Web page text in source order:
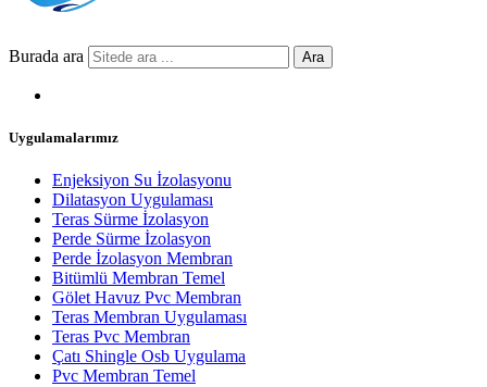
Burada ara Ara
Uygulamalarımız
Enjeksiyon Su İzolasyonu
Dilatasyon Uygulaması
Teras Sürme İzolasyon
Perde Sürme İzolasyon
Perde İzolasyon Membran
Bitümlü Membran Temel
Gölet Havuz Pvc Membran
Teras Membran Uygulaması
Teras Pvc Membran
Çatı Shingle Osb Uygulama
Pvc Membran Temel